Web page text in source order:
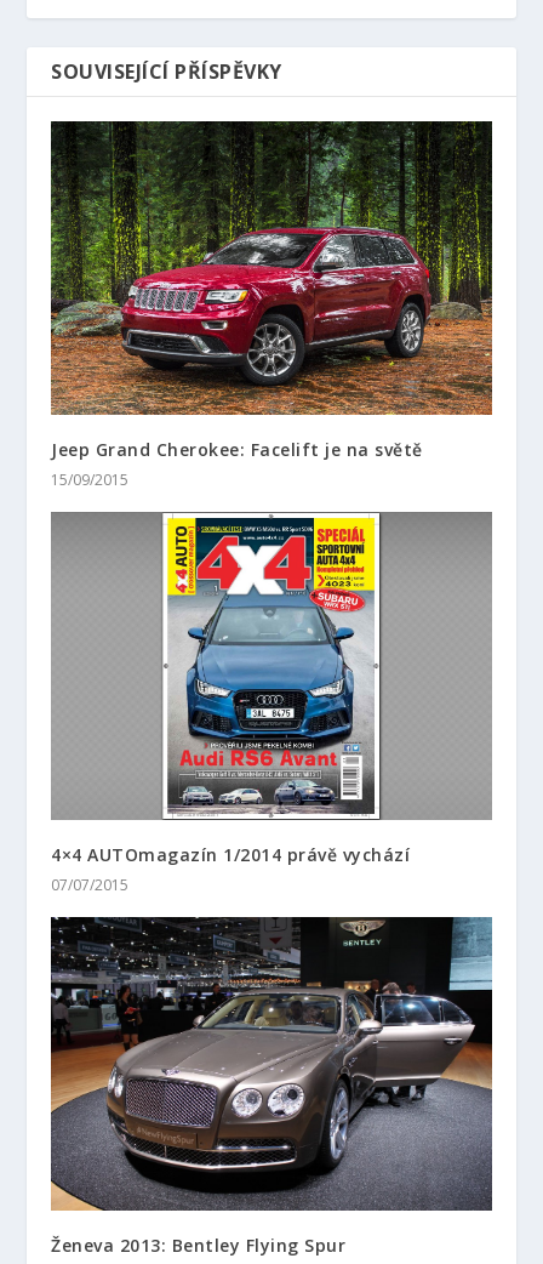
SOUVISEJÍCÍ PŘÍSPĚVKY
Jeep Grand Cherokee: Facelift je na světě
15/09/2015
4×4 AUTOmagazín 1/2014 právě vychází
07/07/2015
Ženeva 2013: Bentley Flying Spur